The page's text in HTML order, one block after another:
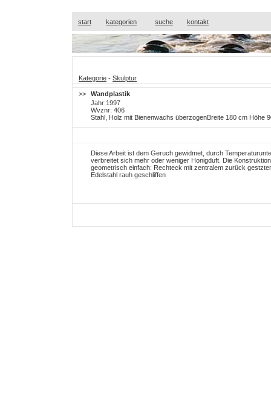
start kategorien suche kontakt
Kategorie - Skulptur
>>
Wandplastik
Jahr:1997
Wvznr: 406
Stahl, Holz mit Bienenwachs überzogenBreite 180 cm Höhe
Diese Arbeit ist dem Geruch gewidmet, durch
verbreitet sich mehr oder weniger Honigduft. Die
geometrisch einfach: Rechteck mit zentralem zurück
Edelstahl rauh geschliffen